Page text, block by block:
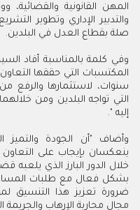
المهن القانونية
والتدبير الإداري وتطوير
صلة بقطاع العدل في البلدين.
وفي كلمة بالمناسبة أفاد
المكتسبات التي حققها التعاون
سنوات، لاستثمارها والرفع
التي تواجه البلدين ومن
إليه ".
وأضاف "أن الجودة والتميز
ينعكسان بإيجاب على التعاون
خلال الدور البارز الذي يلعبه
بشكل فعال مع طلبات
ضرورة تعزيز هذا التنسيق
مجال محاربة الإرهاب والجريمة